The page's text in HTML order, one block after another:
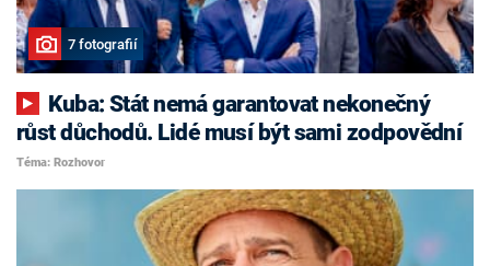
7 fotografií
růst důchodů. Lidé musí být sami zodpovědní
Téma: Rozhovor